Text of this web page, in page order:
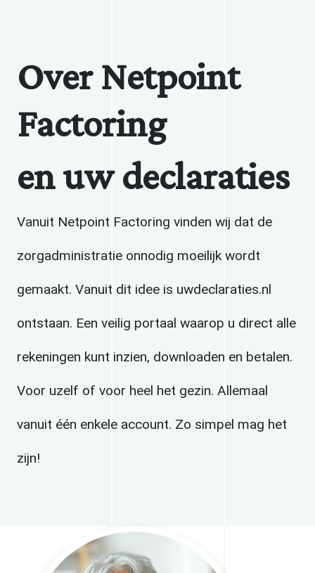
Over Netpoint
Factoring
en uw declaraties
Vanuit Netpoint Factoring vinden wij dat de
zorgadministratie onnodig moeilijk wordt
gemaakt. Vanuit dit idee is uwdeclaraties.nl
ontstaan. Een veilig portaal waarop u direct alle
rekeningen kunt inzien, downloaden en betalen.
Voor uzelf of voor heel het gezin. Allemaal
vanuit één enkele account. Zo simpel mag het
zijn!